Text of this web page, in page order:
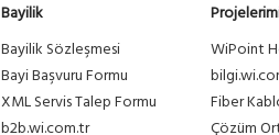
Bayilik
Bayilik Sözleşmesi
Bayi Başvuru Formu
XML Servis Talep Formu
b2b.wi.com.tr
WiPoint
Fiber
Çözüm